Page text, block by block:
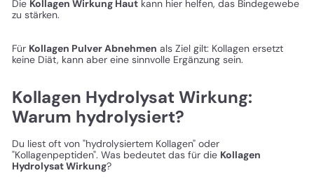
Die Kollagen Wirkung Haut kann hier helfen, das Bindegewebe
zu stärken.
Für Kollagen Pulver Abnehmen als Ziel gilt: Kollagen ersetzt
keine Diät, kann aber eine sinnvolle Ergänzung sein.
Kollagen Hydrolysat Wirkung:
Warum hydrolysiert?
Du liest oft von "hydrolysiertem Kollagen" oder
"Kollagenpeptiden". Was bedeutet das für die Kollagen
Hydrolysat Wirkung?